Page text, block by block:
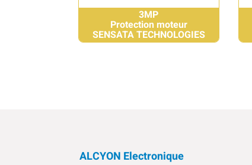
3MP
Protection moteur
SENSATA TECHNOLOGIES
ALCYON Electronique